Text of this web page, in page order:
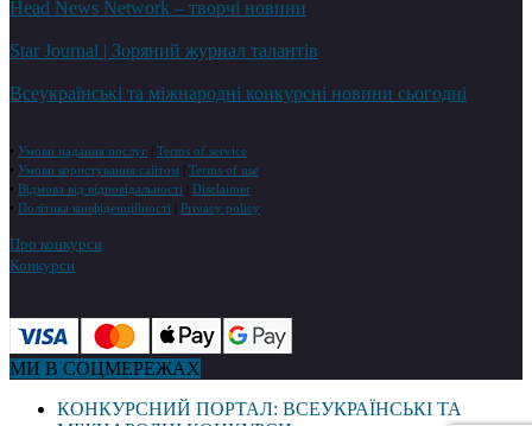
Head News Network – творчі новини
Star Journal | Зоряний журнал талантів
Всеукраїнські та міжнародні конкурсні новини сьогодні
• Умови надання послуг
Terms of service
• Умови користування сайтом
Terms of use
• Відмова від відповідальності
Disclaimer
• Політика конфіденційності Privacy policy
Про конкурси
Конкурси
МИ В СОЦМЕРЕЖАХ
КОНКУРСНИЙ ПОРТАЛ: ВСЕУКРАЇНСЬКІ ТА